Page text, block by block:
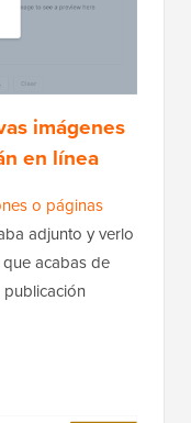
imágenes
en línea
o páginas
adjunto y verlo
acabas de